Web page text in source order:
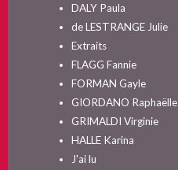
DALY Paula
de LESTRANGE Julie
Extraits
FLAGG Fannie
FORMAN Gayle
GIORDANO Raphaëlle
GRIMALDI Virginie
HALLE Karina
J'ai lu